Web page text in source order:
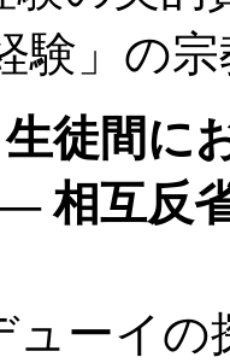
の宗
徒間に
的思
の探究